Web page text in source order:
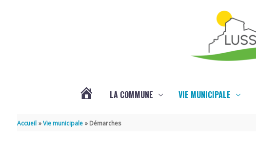
LA COMMUNE VIE MUNICIPALE
Accueil Vie municipale Démarches